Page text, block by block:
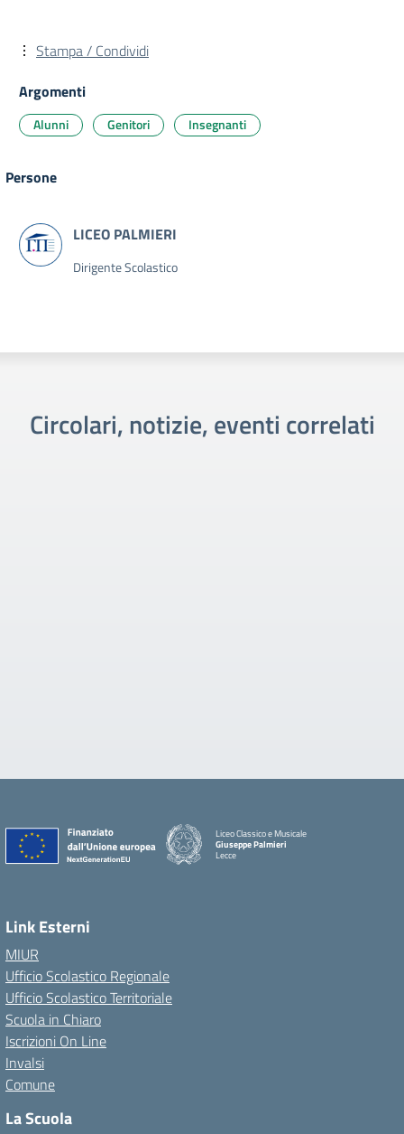
Stampa / Condividi
Argomenti
Alunni Genitori Insegnanti
Persone
Dirigente Scolastico
Circolari, notizie, eventi correlati
Liceo Classico e Musicale
Giuseppe Palmieri
Lecce
Link Esterni
MIUR
Ufficio Scolastico Regionale
Ufficio Scolastico Territoriale
Scuola in Chiaro
Iscrizioni On Line
Invalsi
Comune
La Scuola